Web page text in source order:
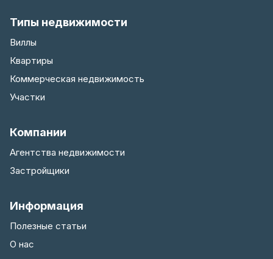
Типы недвижимости
Виллы
Квартиры
Коммерческая недвижимость
Участки
Компании
Агентства недвижимости
Застройщики
Информация
Полезные статьи
О нас